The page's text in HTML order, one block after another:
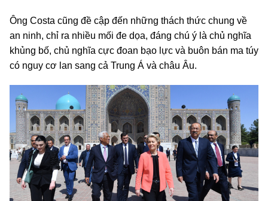
Ông Costa cũng đề cập đến những thách thức chung về
an ninh, chỉ ra nhiều mối đe dọa, đáng chú ý là chủ nghĩa
khủng bố, chủ nghĩa cực đoan bạo lực và buôn bán ma túy
có nguy cơ lan sang cả Trung Á và châu Âu.